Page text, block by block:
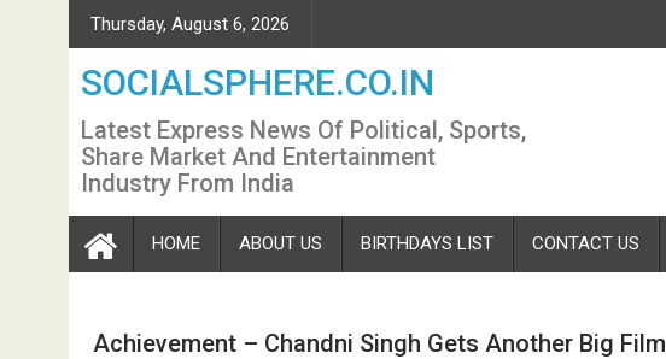
Skip
to
content
Thursday, August 6, 2026
SOCIALSPHERE.CO.IN
Latest Express News Of Political, Sports,
Share Market And Entertainment
Industry From India
HOME ABOUT US BIRTHDAYS LIST CONTACT US
Achievement – Chandni Singh Gets Another Big